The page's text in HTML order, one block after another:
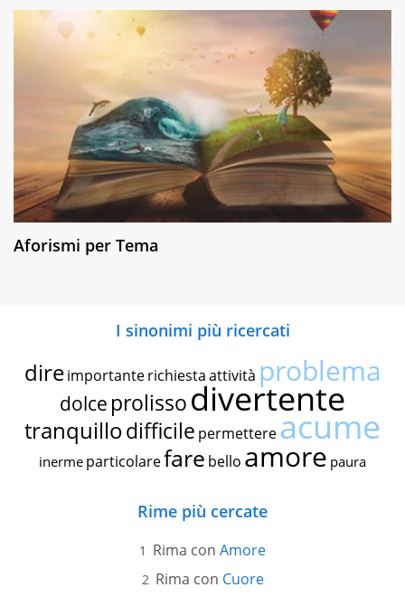
Aforismi per Tema
I sinonimi più ricercati
dire importante richiestaattività problema
dolce prolissodivertente
tranquillodifficile permettereacume
inerme particolarefare bello amore paura
Rime più cercate
Rima con Amore
Rima con Cuore